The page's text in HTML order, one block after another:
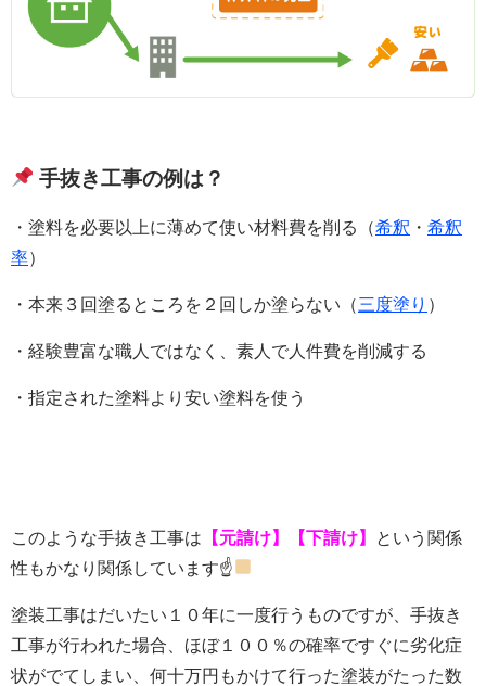
手抜き工事の例は？
・塗料を必要以上に薄めて使い材料費を削る（希釈 ・ 希釈
率）
・本来３回塗るところを２回しか塗らない（三度塗り ）
・経験豊富な職人ではなく、素人で人件費を削減する
・指定された塗料より安い塗料を使う
このような手抜き工事は 【元請け】【下請け】
という関係
性もかなり関係しています☝
塗装工事はだいたい１０年に一度行うものですが、手抜き
工事が行われた場合、ほぼ１００％の確率ですぐに劣化症
状がでてしまい、何十万円もかけて行った塗装がたった数